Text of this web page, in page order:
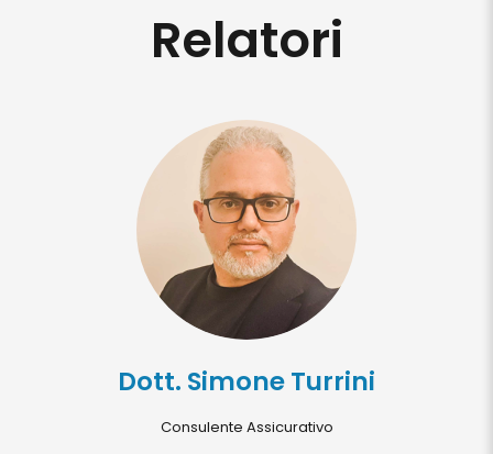
Relatori
Dott. Simone Turrini
Consulente Assicurativo